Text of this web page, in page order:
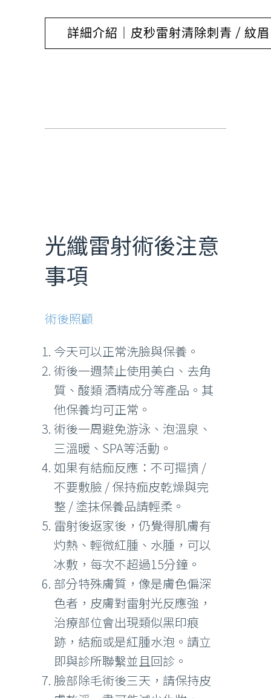
詳細介紹｜皮秒雷射清除刺青 / 紋
光纖雷射術後注意
事項
術後照顧
今天可以正常洗臉與保養。
術後一週禁止使用美白、去角
質、酸類 酒精成分等產品。其
他保養均可正常。
術後一周避免游泳、泡溫泉、
三溫暖、SPA等活動。
如果有結痂反應：不可摳擠 /
不要敷臉 / 保持痂皮乾燥與完
整 / 塗抹保養品請輕柔。
雷射後返家後，仍覺得肌膚有
灼熱、輕微紅腫、水腫，可以
冰敷，每次不超過15分鐘。
部分特殊膚質，像是膚色偏深
色者，皮膚對雷射光反應強，
治療部位會出現類似黑印痕
跡，結痂或是紅腫水泡。請立
即與診所聯繫並且回診。
臉部除毛術後三天，請保持皮